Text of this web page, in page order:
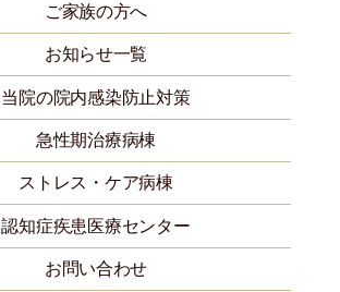
ご家族の方へ
お知らせ一覧
当院の院内感染防止対策
急性期治療病棟
ストレス・ケア病棟
認知症疾患医療センター
お問い合わせ